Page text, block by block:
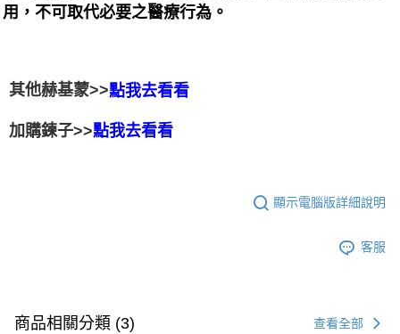
用，不可取代必要之醫療行為。
其他赫基蒙>>點我去看看
加購鍊子>>點我去看看
顯示電腦版詳細說明
客服
商品相關分類 (3) 查看全部